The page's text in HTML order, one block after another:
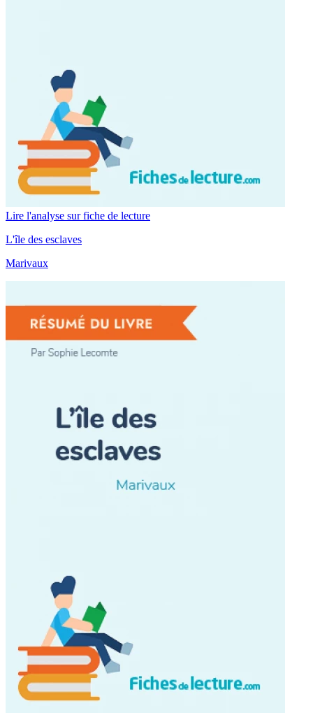
Lire l'analyse sur fiche de lecture
L'île des esclaves
Marivaux